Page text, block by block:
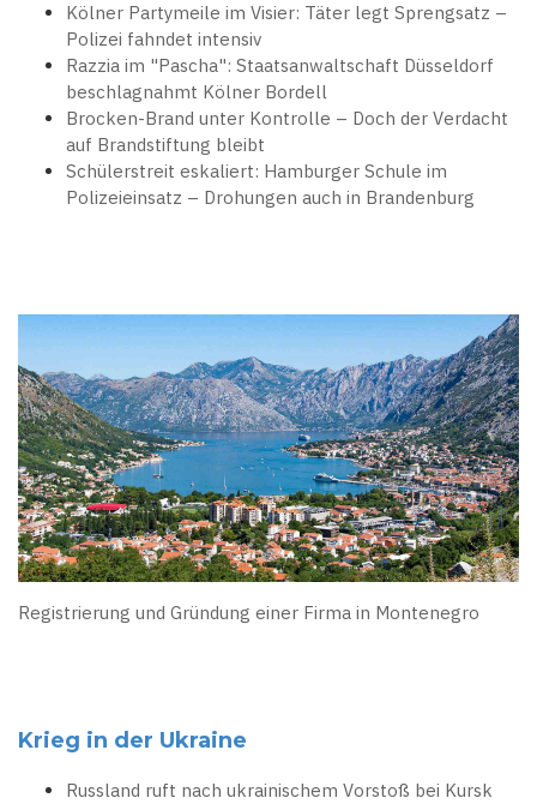
Kölner Partymeile im Visier: Täter legt Sprengsatz –
Polizei fahndet intensiv
Razzia im "Pascha": Staatsanwaltschaft Düsseldorf
beschlagnahmt Kölner Bordell
Brocken-Brand unter Kontrolle – Doch der Verdacht
auf Brandstiftung bleibt
Schülerstreit eskaliert: Hamburger Schule im
Polizeieinsatz – Drohungen auch in Brandenburg
Registrierung und Gründung einer Firma in Montenegro
Krieg in der Ukraine
Russland ruft nach ukrainischem Vorstoß bei Kursk